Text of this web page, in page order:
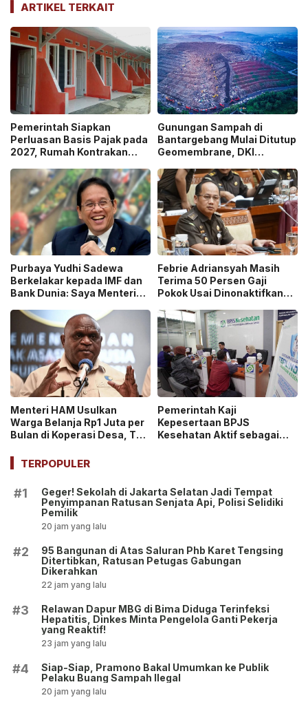
ARTIKEL TERKAIT
Pemerintah Siapkan
Perluasan Basis Pajak pada
2027, Rumah Kontrakan
Pengawasan!
Gunungan Sampah di
Bantargebang Mulai Ditutup
Geomembrane, DKI
Sistem Open Dumping!
Purbaya Yudhi Sadewa
Berkelakar kepada IMF dan
Bank Dunia: Saya Menteri
Beruntung di Dunia!
Febrie Adriansyah Masih
Terima 50 Persen Gaji
Pokok Usai Dinonaktifkan
ASN Dihentikan!
Menteri HAM Usulkan
Warga Belanja Rp1 Juta per
Bulan di Koperasi Desa, Tuai
Pemerintah Kaji
Kepesertaan BPJS
Kesehatan Aktif sebagai
TERPOPULER
#1
Geger! Sekolah di Jakarta Selatan Jadi Tempat
Penyimpanan Ratusan Senjata Api, Polisi Selidiki
Pemilik
20 jam yang lalu
#2
95 Bangunan di Atas Saluran Phb Karet Tengsing
Ditertibkan, Ratusan Petugas Gabungan
Dikerahkan
22 jam yang lalu
#3
Relawan Dapur MBG di Bima Diduga Terinfeksi
Hepatitis, Dinkes Minta Pengelola Ganti Pekerja
yang Reaktif!
23 jam yang lalu
#4
Siap-Siap, Pramono Bakal Umumkan ke Publik
Pelaku Buang Sampah Ilegal
20 jam yang lalu